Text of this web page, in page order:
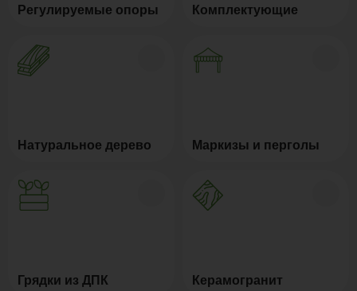
Регулируемые опоры Комплектующие
Натуральное дерево Маркизы и перголы
Грядки из ДПК Керамогранит